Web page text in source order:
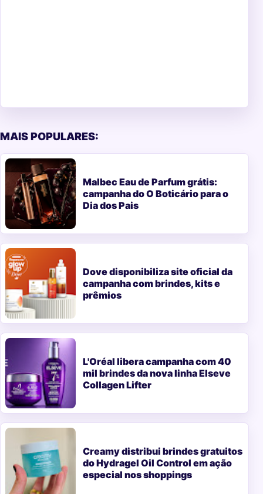
MAIS POPULARES:
Malbec Eau de Parfum grátis:
campanha do O Boticário para o
Dia dos Pais
Dove disponibiliza site oficial da
campanha com brindes, kits e
prêmios
L'Oréal libera campanha com 40
mil brindes da nova linha Elseve
Collagen Lifter
Creamy distribui brindes gratuitos
do Hydragel Oil Control em ação
especial nos shoppings